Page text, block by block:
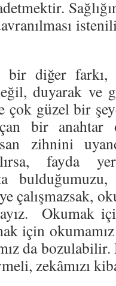
bir diğer farkı,
duyarak ve
çok güzel bir
bir anahtar
zihnini
fayda
bulduğumuzu,
çalışmazsak,
Okumak
için okumamız
da
zekâmızı